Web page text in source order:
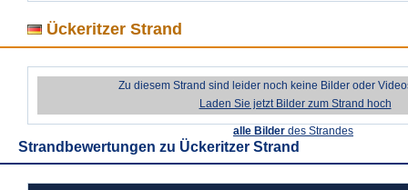
Ückeritzer Strand
Zu diesem Strand sind leider noch keine Bilder oder
Laden Sie jetzt Bilder zum Strand hoch
alle Bilder des Strandes
Strandbewertungen zu Ückeritzer Strand